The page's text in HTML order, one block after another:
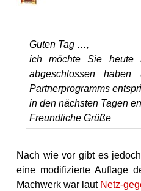
Guten Tag …,
ich möchte Sie heute
abgeschlossen
Partnerprogramms
in den nächsten Tagen
Freundliche Grüße
Nach wie vor gibt es
eine modifizierte Auflage
Machwerk war laut Netz-